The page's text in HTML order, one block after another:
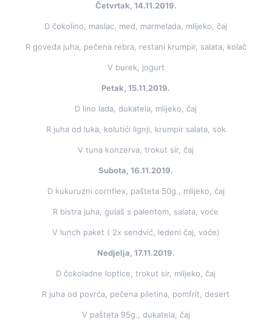
Četvrtak, 14.11.2019.
D čokolino, maslac, med, marmelada, mlijeko, čaj
R goveđa juha, pečena rebra, restani krumpir, salata, kolač
V burek, jogurt
Petak, 15.11.2019.
D lino lada, dukatela, mlijeko, čaj
R juha od luka, kolutići lignji, krumpir salata, sok
V tuna konzerva, trokut sir, čaj
Subota, 16.11.2019.
D kukuruzni cornflex, pašteta 50g., mlijeko, čaj
R bistra juha, gulaš s palentom, salata, voće
V lunch paket ( 2x sendvić, ledeni čaj, voće)
Nedjelja, 17.11.2019.
D čokoladne loptice, trokut sir, mlijeko, čaj
R juha od povrća, pečena piletina, pomfrit, desert
V pašteta 95g., dukatela, čaj